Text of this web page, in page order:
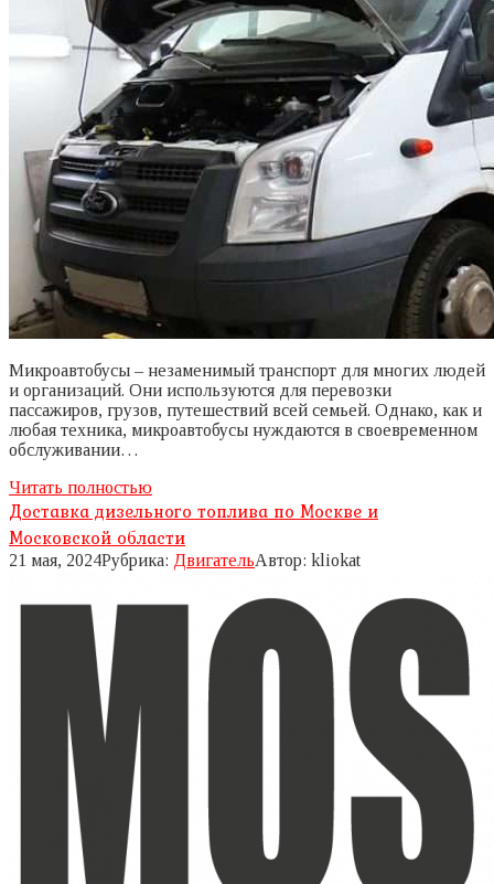
Микроавтобусы – незаменимый транспорт для многих людей
и организаций. Они используются для перевозки
пассажиров, грузов, путешествий всей семьей. Однако, как и
любая техника, микроавтобусы нуждаются в своевременном
обслуживании…
Читать полностью
Доставка дизельного топлива по Москве и
Московской области
21 мая, 2024Рубрика: ДвигательАвтор: kliokat